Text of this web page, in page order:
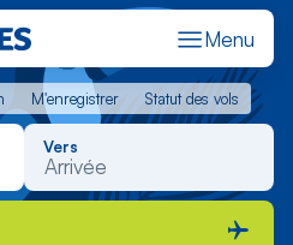
Menu
M'enregistrer Statut des vols
M'enregistrer Statut des vols
Vers